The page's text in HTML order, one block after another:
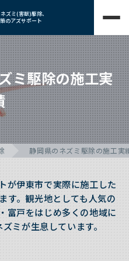
ズミ(害獣)駆除、
のアズサポート
ミ駆除の施工実
静岡県のネズミ駆除の施工実
が伊東市で実際に施工した
す。観光地としても人気の
富戸をはじめ多くの地域に
ミが生息しています。